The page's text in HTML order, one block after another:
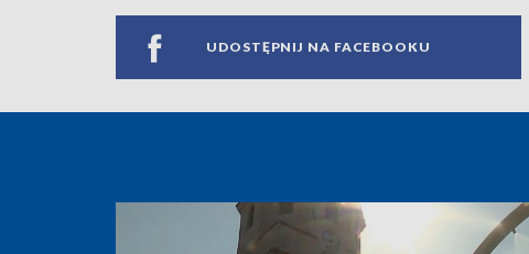
UDOSTĘPNIJ NA FACEBOOKU